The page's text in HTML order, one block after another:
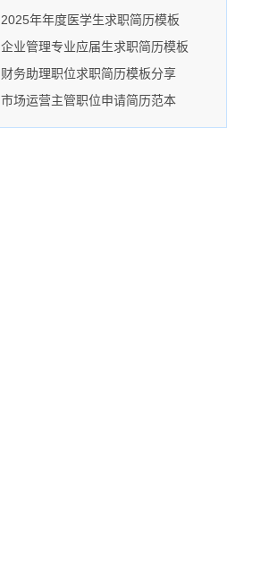
2025年年度医学生求职简历模板
企业管理专业应届生求职简历模板
财务助理职位求职简历模板分享
市场运营主管职位申请简历范本